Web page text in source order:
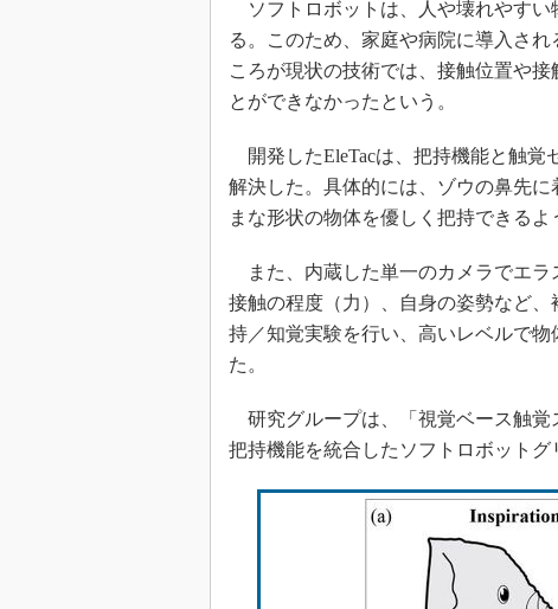
IHSアナリス
「英語に愛
ための新行
ソフトロボットは、人や壊れやすい
る。このため、家庭や病院に導入さ
ころが現状の技術では、接触位置や
とができなかったという。
開発したEleTacは、把持機能と触覚
解決した。具体的には、ゾウの鼻先
まな形状の物体を優しく把持できるよ
また、内蔵した単一のカメラでエラ
接触の程度（力）、自身の姿勢など
持／知覚実験を行い、高いレベルで
た。
研究グループは、「視覚ベース触覚
把持機能を統合したソフトロボットグ